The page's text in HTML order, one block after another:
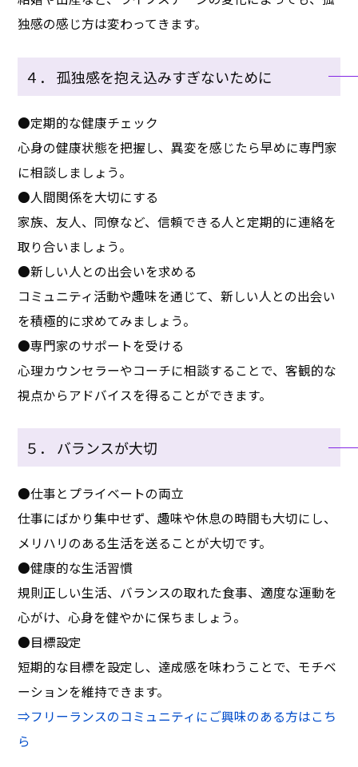
独感の感じ方は変わってきます。
４． 孤独感を抱え込みすぎないために
●定期的な健康チェック
心身の健康状態を把握し、異変を感じたら早めに専門家
に相談しましょう。
●人間関係を大切にする
家族、友人、同僚など、信頼できる人と定期的に連絡を
取り合いましょう。
●新しい人との出会いを求める
コミュニティ活動や趣味を通じて、新しい人との出会い
を積極的に求めてみましょう。
●専門家のサポートを受ける
心理カウンセラーやコーチに相談することで、客観的な
視点からアドバイスを得ることができます。
５． バランスが大切
●仕事とプライベートの両立
仕事にばかり集中せず、趣味や休息の時間も大切にし、
メリハリのある生活を送ることが大切です。
●健康的な生活習慣
規則正しい生活、バランスの取れた食事、適度な運動を
心がけ、心身を健やかに保ちましょう。
●目標設定
短期的な目標を設定し、達成感を味わうことで、モチベ
ーションを維持できます。
⇒フリーランスのコミュニティにご興味のある方はこち
ら